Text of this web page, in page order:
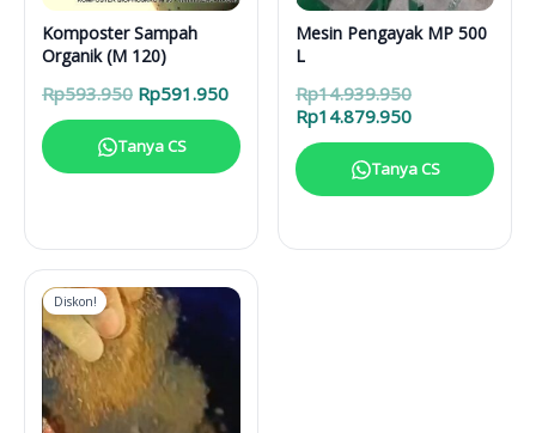
Komposter Sampah
Organik (M 120)
Rp593.950 Harga
aslinya
adalah:
Rp593.950.
Rp591.950Harga
ini
adalah:
Rp591.950.
Tanya CS
Mesin Pengayak MP 500
L
Rp14.939.950Harga
aslinya
adalah:
Rp14.939.950.
Rp14.879.950Harga
saat
ini
Tanya CS
Diskon!